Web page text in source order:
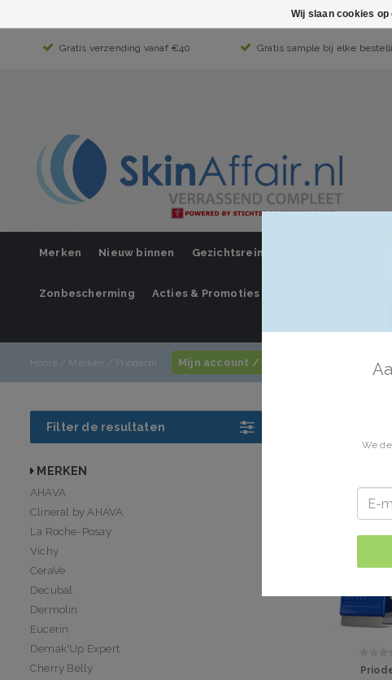
Gratis verzending vanaf €40 Gratis sample bij elke
Merken Nieuw binnen Gezichtsreiniging
Zonbescherming Acties & Promoties
Home/ Merken / Prioderm Mijn account / inloggen
Filter de resultaten
MERKEN
AHAVA
Clineral by AHAVA
La Roche-Posay
Vichy
CeraVe
Decubal
Dermolin
Eucerin
Demak'Up Expert
Cherry Belly
Al meer dan 40
We
Wij slaan cookies